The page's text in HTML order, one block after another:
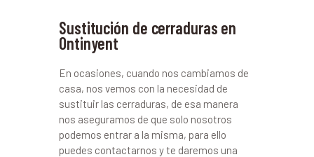
Sustitución de cerraduras en
Ontinyent
En ocasiones, cuando nos cambiamos de
casa, nos vemos con la necesidad de
sustituir las cerraduras, de esa manera
nos aseguramos de que solo nosotros
podemos entrar a la misma, para ello
puedes contactarnos y te daremos una